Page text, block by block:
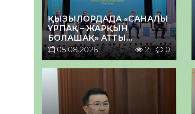
ҚЫЗЫЛОРДАДА «САНАЛЫ
ҰРПАҚ – ЖАРҚЫН
БОЛАШАҚ» АТТЫ
КЕҢЕЙТІЛГЕН МӘЖІЛІС
ӨТТІ
05.08.2026 21 0